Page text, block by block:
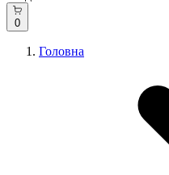
0
Головна